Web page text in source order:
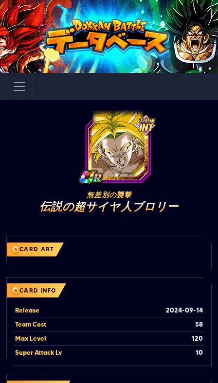
無差別の襲撃
伝説の超サイヤ人ブロリー
CARD ART
CARD INFO
Release
2024-09-14
Team Cost
58
Max Level
120
Super Attack Lv
10